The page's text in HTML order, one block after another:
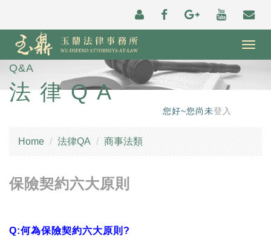
Q&A
法律QA
您好~您尚未登入
Home 法律QA 商事法類
保險契約六大原則
Q:何為保險契約六大原則?